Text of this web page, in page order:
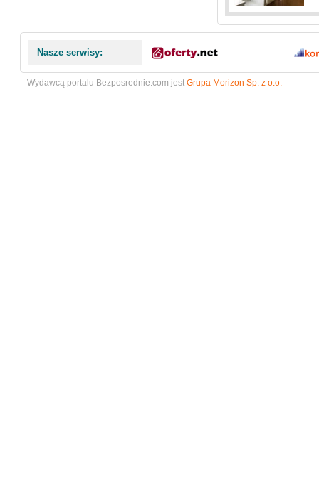
Nasze serwisy:
Wydawcą portalu Bezposrednie.com jest Grupa Morizon Sp. z o.o.